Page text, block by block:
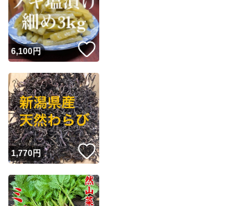
いね！
6,100円
いね！
1,770円 いいね！